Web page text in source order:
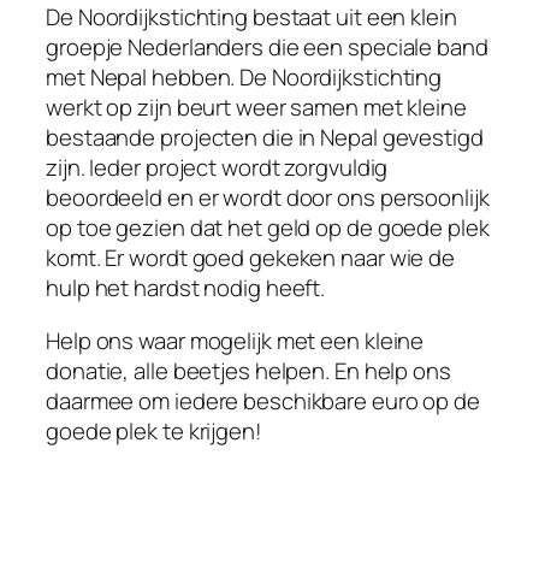
De Noordijkstichting bestaat uit een klein
groepje Nederlanders die een speciale band
met Nepal hebben. De Noordijkstichting
werkt op zijn beurt weer samen met kleine
bestaande projecten die in Nepal gevestigd
zijn. Ieder project wordt zorgvuldig
beoordeeld en er wordt door ons persoonlijk
op toe gezien dat het geld op de goede plek
komt. Er wordt goed gekeken naar wie de
hulp het hardst nodig heeft.
Help ons waar mogelijk met een kleine
donatie, alle beetjes helpen. En help ons
daarmee om iedere beschikbare euro op de
goede plek te krijgen!